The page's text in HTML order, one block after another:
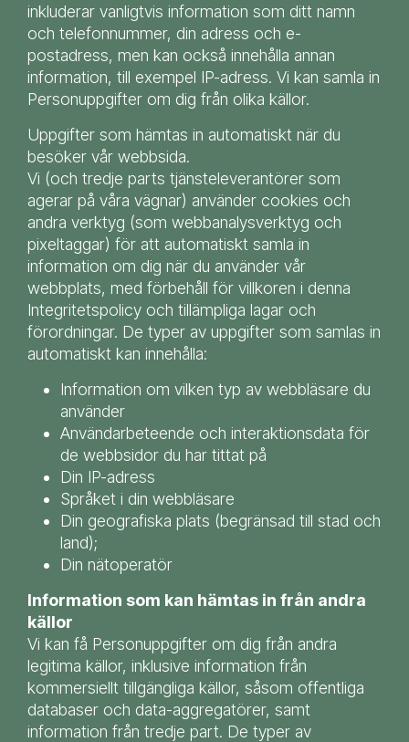
inkluderar vanligtvis information som ditt namn
och telefonnummer, din adress och e-
postadress, men kan också innehålla annan
information, till exempel IP-adress. Vi kan samla in
Personuppgifter om dig från olika källor.
Uppgifter som hämtas in automatiskt när du
besöker vår webbsida.
Vi (och tredje parts tjänsteleverantörer som
agerar på våra vägnar) använder cookies och
andra verktyg (som webbanalysverktyg och
pixeltaggar) för att automatiskt samla in
information om dig när du använder vår
webbplats, med förbehåll för villkoren i denna
Integritetspolicy och tillämpliga lagar och
förordningar. De typer av uppgifter som samlas in
automatiskt kan innehålla:
Information om vilken typ av webbläsare du
använder
Användarbeteende och interaktionsdata för
de webbsidor du har tittat på
Din IP-adress
Språket i din webbläsare
Din geografiska plats (begränsad till stad och
land);
Din nätoperatör
Information som kan hämtas in från andra
källor
Vi kan få Personuppgifter om dig från andra
legitima källor, inklusive information från
kommersiellt tillgängliga källor, såsom offentliga
databaser och data-aggregatörer, samt
information från tredje part. De typer av